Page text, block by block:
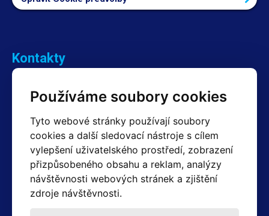
Používáme soubory cookies
Tyto webové stránky používají soubory
cookies a další sledovací nástroje s cílem
vylepšení uživatelského prostředí, zobrazení
přizpůsobeného obsahu a reklam, analýzy
návštěvnosti webových stránek a zjištění
zdroje návštěvnosti.
Kontakty
+420 603 357 606 +420 605 234 204
Fakturační a expediční oddělení
+420 605 259 759 (Po–Pá: 7:30 – 15:00)
Technické oddělení
+420 603 355 085 (Po–Pá: 8:00 – 16:00)
servis@hotair.cz